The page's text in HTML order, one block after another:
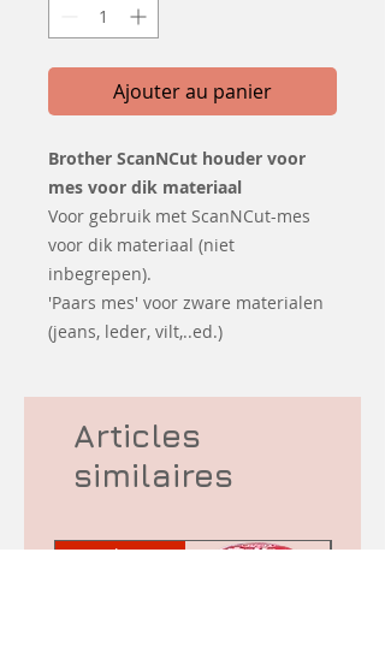
Ajouter au panier
Brother ScanNCut houder voor
mes voor dik materiaal
Voor gebruik met ScanNCut-mes
voor dik materiaal (niet
inbegrepen).
'Paars mes' voor zware materialen
(jeans, leder, vilt,..ed.)
Articles
similaires
-10% korting